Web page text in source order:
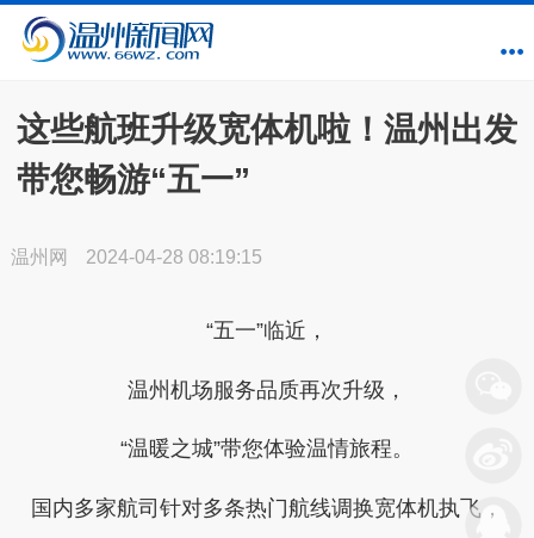
这些航班升级宽体机啦！温州出发
带您畅游“五一”
温州网 2024-04-28 08:19:15
“五一”临近，
温州机场服务品质再次升级，
“温暖之城”带您体验温情旅程。
国内多家航司针对多条热门航线调换宽体机执飞，